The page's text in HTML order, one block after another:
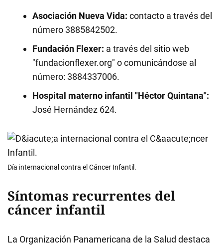
Asociación Nueva Vida: contacto a través del
número 3885842502.
Fundación Flexer: a través del sitio web
"fundacionflexer.org" o comunicándose al
número: 3884337006.
Hospital materno infantil "Héctor Quintana":
José Hernández 624.
Día internacional contra el Cáncer Infantil.
Síntomas recurrentes del
cáncer infantil
La Organización Panamericana de la Salud destaca